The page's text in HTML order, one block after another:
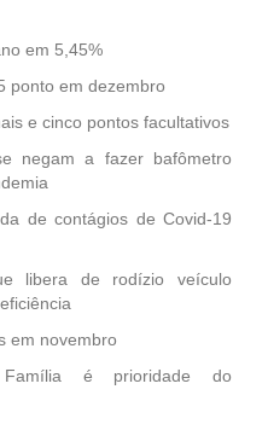
em 5,45%
ponto em dezembro
e cinco pontos facultativos
negam a fazer bafômetro
de contágios de Covid-19
libera de rodízio veículo
em novembro
Família é prioridade do